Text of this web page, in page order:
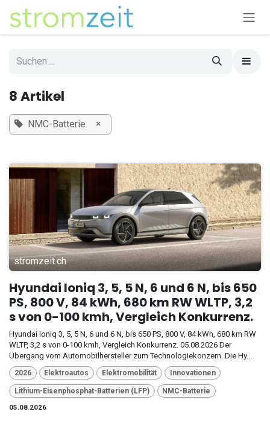
Zum Inhalt springen
8 Artikel
NMC-Batterie ×
stromzeit.ch
Hyundai Ioniq 3, 5, 5 N, 6 und 6 N, bis 650
PS, 800 V, 84 kWh, 680 km RW WLTP, 3,2
s von 0-100 kmh, Vergleich Konkurrenz.
Hyundai Ioniq 3, 5, 5 N, 6 und 6 N, bis 650 PS, 800 V, 84 kWh, 680 km RW
WLTP, 3,2 s von 0-100 kmh, Vergleich Konkurrenz. 05.08.2026 Der
Übergang vom Automobilhersteller zum Technologiekonzern. Die Hy...
2026 Elektroautos Elektromobilität Innovationen
Lithium-Eisenphosphat-Batterien (LFP)
NMC-Batterie
05.08.2026